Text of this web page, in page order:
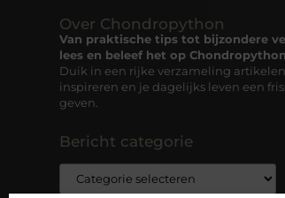
Over Chondropython
Van praktische tips tot bijzondere
lees en beleef het op
Duik in een rijke verzameling
inspireren en je dagelijks leven een
geven.
Bericht categorie